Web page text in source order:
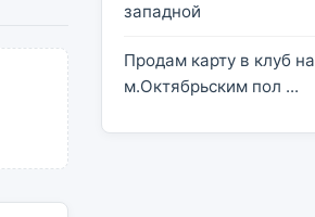
западной
Продам карту в клуб на
м.Октябрьским пол ...